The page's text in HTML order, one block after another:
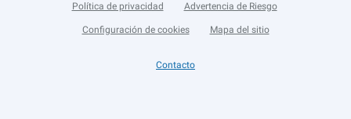
Política de privacidad Advertencia de Riesgo
Configuración de cookies Mapa del sitio
Contacto